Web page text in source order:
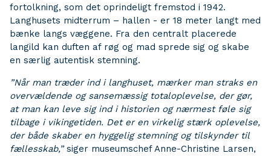
fortolkning, som det oprindeligt fremstod i 1942.
Langhusets midterrum – hallen - er 18 meter langt med
bænke langs væggene. Fra den centralt placerede
langild kan duften af røg og mad sprede sig og skabe
en særlig autentisk stemning.
”Når man træder ind i langhuset, mærker man straks en
overvældende og sansemæssig totaloplevelse, der gør,
at man kan leve sig ind i historien og nærmest føle sig
tilbage i vikingetiden. Det er en virkelig stærk oplevelse,
der både skaber en hyggelig stemning og tilskynder til
fællesskab,”siger museumschef Anne-Christine Larsen,